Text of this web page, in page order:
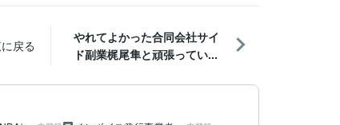
戻る
やれてよかった合同会社サイ
ド副業梶尾隼と頑張ってい...